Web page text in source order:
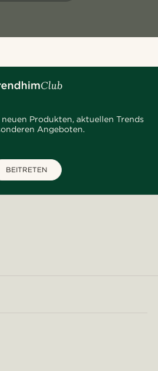
Produkten, aktuellen Trends
Angeboten.
BEITRETEN